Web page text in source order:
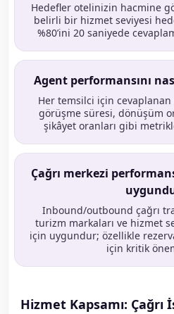
Hedefler otelinizin hacmine
belirli bir hizmet seviyesi
%80’ini 20 saniyede
Agent performansını
Her temsilci için cevaplanan
görüşme süresi, dönüşüm
şikâyet oranları gibi
Çağrı merkezi
Inbound/outbound çağrı
turizm markaları ve hizmet
için uygundur; özellikle
için kritik
Hizmet Kapsamı: